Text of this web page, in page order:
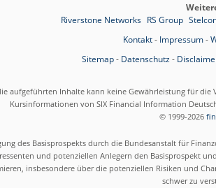
Riverstone Networks RS Group
Kontakt- Impressum-
Sitemap- Datenschutz-
aufgeführten Inhalte kann keine Gewährleistung für
Kursinformationen von SIX Financial Information
© 1999-2026
des Basisprospekts durch die Bundesanstalt für
und potenziellen Anlegern den Basisprospekt
insbesondere über die potenziellen Risiken und
schwer zu